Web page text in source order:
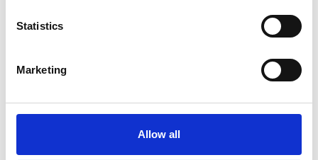
Statistics
Marketing
Allow all
kunststof carbon 145x200
werkhoogte 8 m
Excl. Btw
Genex Unitec rolsteiger
kunststof carbon 75x250
werkhoogte 6 m
€7.202,00
Excl. Btw